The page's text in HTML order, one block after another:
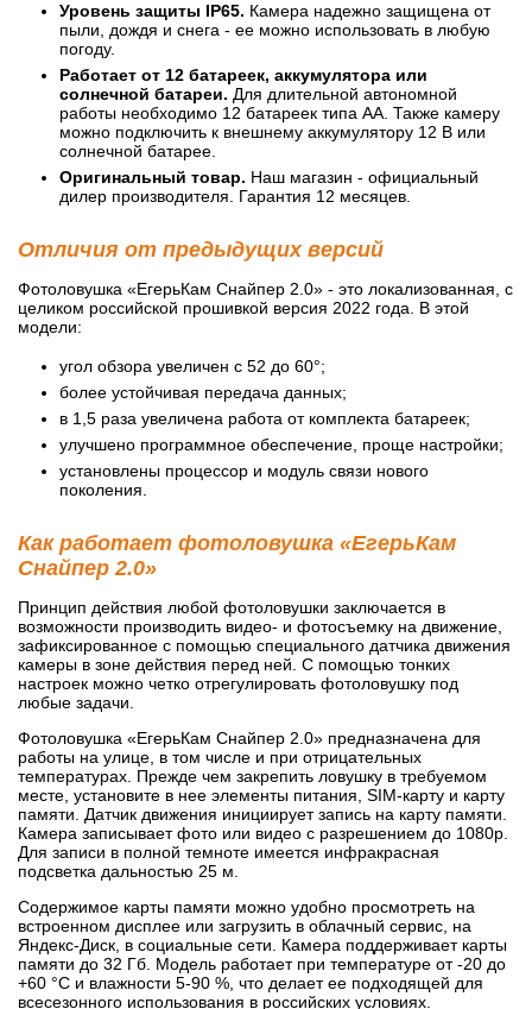
Уровень защиты IP65. Камера надежно защищена от
пыли, дождя и снега - ее можно использовать в любую
погоду.
Работает от 12 батареек, аккумулятора или
солнечной батареи. Для длительной автономной
работы необходимо 12 батареек типа АА. Также камеру
можно подключить к внешнему аккумулятору 12 В или
солнечной батарее.
Оригинальный товар. Наш магазин - официальный
дилер производителя. Гарантия 12 месяцев.
Отличия от предыдущих версий
Фотоловушка «ЕгерьКам Снайпер 2.0» - это локализованная, с
целиком российской прошивкой версия 2022 года. В этой
модели:
угол обзора увеличен с 52 до 60°;
более устойчивая передача данных;
в 1,5 раза увеличена работа от комплекта батареек;
улучшено программное обеспечение, проще настройки;
установлены процессор и модуль связи нового
поколения.
Как работает фотоловушка «ЕгерьКам
Снайпер 2.0»
Принцип действия любой фотоловушки заключается в
возможности производить видео- и фотосъемку на движение,
зафиксированное с помощью специального датчика движения
камеры в зоне действия перед ней. С помощью тонких
настроек можно четко отрегулировать фотоловушку под
любые задачи.
Фотоловушка «ЕгерьКам Снайпер 2.0» предназначена для
работы на улице, в том числе и при отрицательных
температурах. Прежде чем закрепить ловушку в требуемом
месте, установите в нее элементы питания, SIM-карту и карту
памяти. Датчик движения инициирует запись на карту памяти.
Камера записывает фото или видео с разрешением до 1080p.
Для записи в полной темноте имеется инфракрасная
подсветка дальностью 25 м.
Содержимое карты памяти можно удобно просмотреть на
встроенном дисплее или загрузить в облачный сервис, на
Яндекс-Диск, в социальные сети. Камера поддерживает карты
памяти до 32 Гб. Модель работает при температуре от -20 до
+60 °C и влажности 5-90 %, что делает ее подходящей для
всесезонного использования в российских условиях.